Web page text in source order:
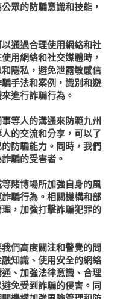
眾的防騙意識和技能，
通過合理使用網絡和社
用網絡和社交媒體時，
隱私，避免泄露敏感信
手法和案例，識別和避
進行詐騙行為。
等人的溝通來防範九州
的交流和分享，可以了
防騙能力。同時，我們
騙的受害者。
賭博場所加強自身的風
騙行為。相關機構和部
，加強打擊詐騙犯罪的
們高度關注和警覺的問
知識、使用安全的網絡
、加強法律意識、合理
免受到詐騙的侵害。同